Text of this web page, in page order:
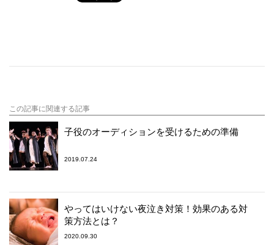
この記事に関連する記事
子役のオーディションを受けるための準備
2019.07.24
やってはいけない夜泣き対策！効果のある対
策方法とは？
2020.09.30